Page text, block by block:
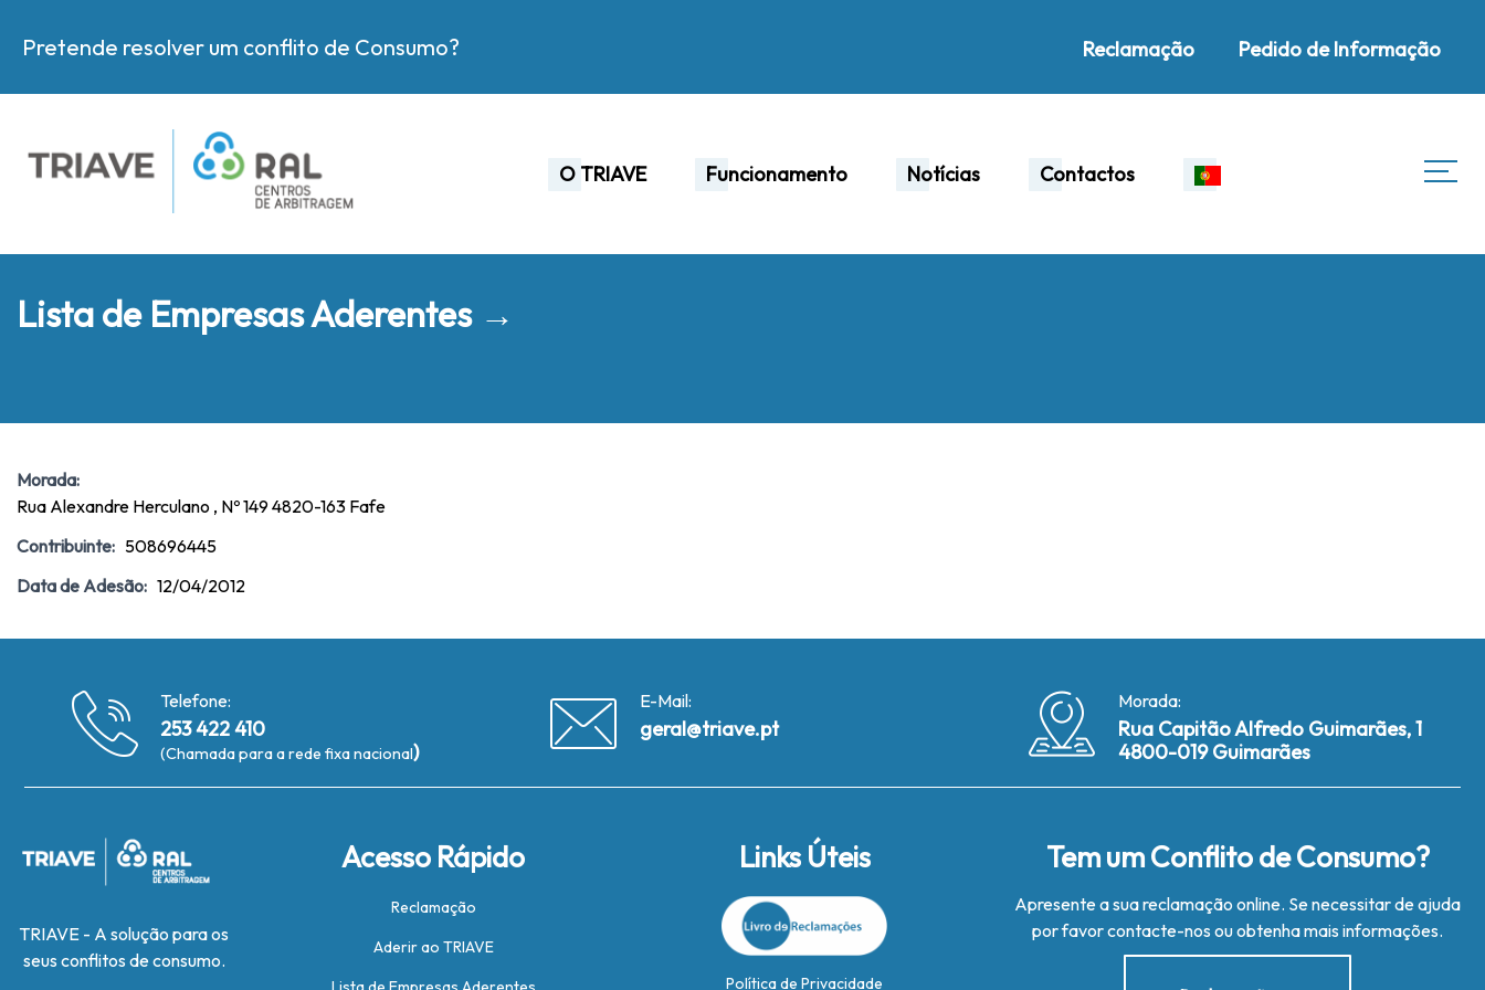
Pretende resolver um conflito de Consumo? Reclamação Pedido de Informação
O TRIAVE Funcionamento Notícias Contactos
Lista de Empresas Aderentes →
Morada:
Rua Alexandre Herculano , Nº 149 4820-163 Fafe
Contribuinte: 508696445
Data de Adesão: 12/04/2012
Telefone:
253 422 410
(Chamada para a rede fixa nacional)
E-Mail:
geral@triave.pt
Morada:
Rua Capitão Alfredo Guimarães, 1
4800-019 Guimarães
TRIAVE - A solução para os
seus conflitos de consumo.
Acesso Rápido
Reclamação
Aderir ao TRIAVE
Links Úteis
Política de Privacidade
Tem um Conflito de Consumo?
Apresente a sua reclamação online. Se necessitar de ajuda
por favor contacte-nos ou obtenha mais informações.